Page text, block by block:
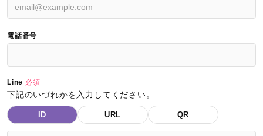
電話番号
Line 必須
下記のいづれかを入力してください。
ID URL QR